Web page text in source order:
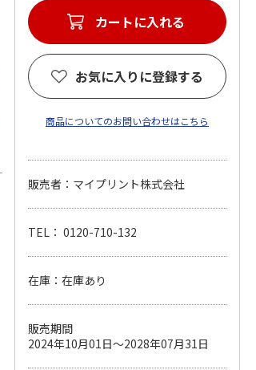
カートに入れる
お気に入りに登録する
商品についてのお問い合わせはこちら
販売者：マイプリント株式会社
TEL： 0120-710-132
在庫：在庫あり
販売期間
2024年10月01日～2028年07月31日